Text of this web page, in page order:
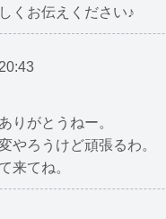
くお伝えください♪
りがとうねー。
やろうけど頑張るわ。
来てね。